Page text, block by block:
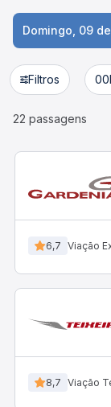
Domingo, 09
Filtros
22 passagens
6,7 Viação
8,7 Viação